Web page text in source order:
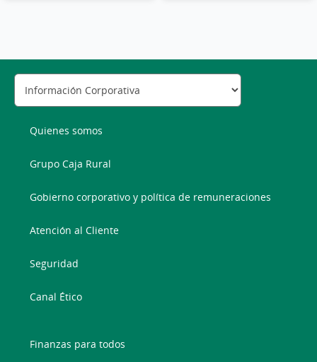
Quienes somos
Grupo Caja Rural
Gobierno corporativo y política de remuneraciones
Atención al Cliente
Seguridad
Canal Ético
Finanzas para todos